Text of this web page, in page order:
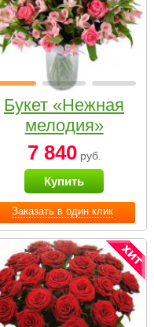
Заказать в один клик
Букет «Нежная
мелодия»
7 840руб.
Купить